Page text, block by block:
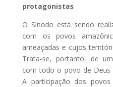
protagonistas
O Sínodo está sendo
com os povos
ameaçadas e cujos
Trata-se, portanto, de
com todo o povo de Deus
A participação dos